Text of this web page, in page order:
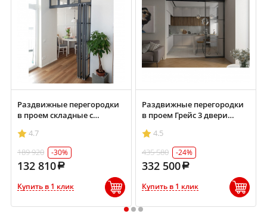
Раздвижные перегородки
в проем складные с
черный/стекло прозрачное
4.7
189 920
-30%
132 810
Купить в 1 клик
Раздвижные перегородки
в проем Грейс 3 двери
стекло графит
4.5
435 580
-24%
332 500
Купить в 1 клик
1 2 3